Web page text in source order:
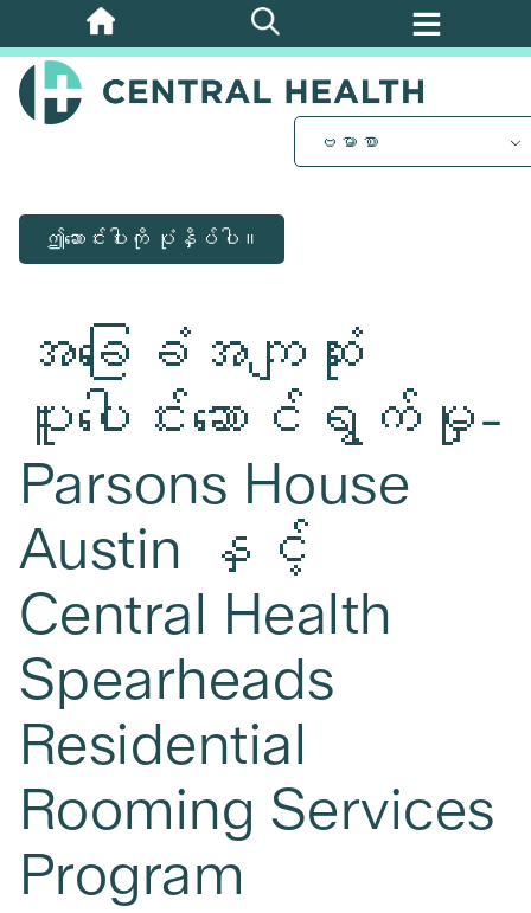
အဓိက
အကြောင်းအရာ
သို့
ဗမာစာ
ဤဆောင်းပါးကို ပုံနှိပ်ပါ။
အခြေခံအကျဆုံး
ပူးပေါင်းဆောင်ရွက်မှု-
Parsons House
Austin နှင့်
Central Health
Spearheads
Residential
Rooming Services
Program